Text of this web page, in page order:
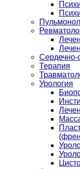
Сердечно-
Терапия
Урология